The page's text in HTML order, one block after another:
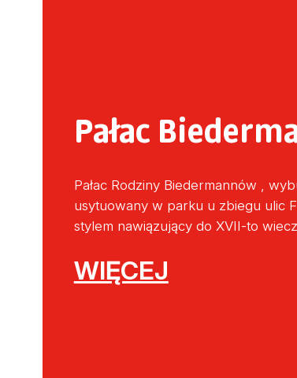
Pałac
Pałac Rodziny Biedermannów ,
usytuowany w parku u zbiegu ulic
stylem nawiązujący do XVII-to
WIĘCEJ